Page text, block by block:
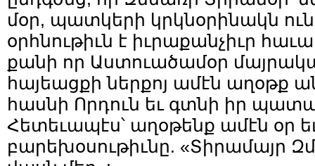
մօր, պատկերի կրկնօրինակն
օրհնութիւն է իւրաքանչիւր
քանի որ Աստուածամօր
հայեացքի ներքոյ ամէն աղօթք
հասնի Որդուն եւ գտնի իր
Հետեւապէս՝ աղօթենք ամէն օր
բարեխօսութիւնը. «Տիրամայր